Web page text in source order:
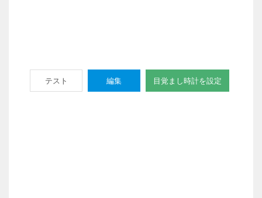
テスト 編集 目覚まし時計を設定